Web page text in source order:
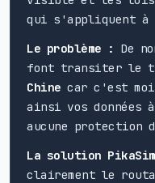
qui s'appliquent à
Le problème : De
font transiter le
Chine car c'est
ainsi vos données
aucune protection
La solution
clairement le